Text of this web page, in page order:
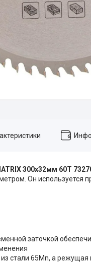
300х32мм 60Т
Он используется
заточкой
стали 65Mn, а режущая